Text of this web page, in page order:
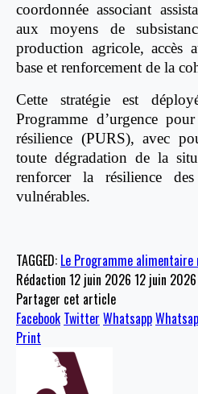
coordonnée associant
aux moyens de
production agricole, accès
base et renforcement de la
Cette stratégie est
Programme d’urgence
résilience (PURS), avec
toute dégradation de la
renforcer la résilience
vulnérables.
TAGGED: Le Programme alimentaire
Rédaction 12 juin 2026 12 juin 2026
Partager cet article
Facebook Twitter Whatsapp
Print